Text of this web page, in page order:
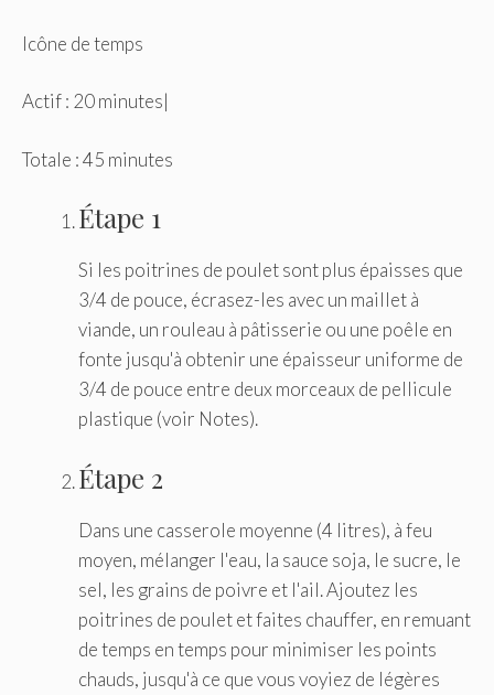
Icône de temps
Actif : 20 minutes|
Totale : 45 minutes
Étape 1
Si les poitrines de poulet sont plus épaisses que
3/4 de pouce, écrasez-les avec un maillet à
viande, un rouleau à pâtisserie ou une poêle en
fonte jusqu'à obtenir une épaisseur uniforme de
3/4 de pouce entre deux morceaux de pellicule
plastique (voir Notes).
Étape 2
Dans une casserole moyenne (4 litres), à feu
moyen, mélanger l'eau, la sauce soja, le sucre, le
sel, les grains de poivre et l'ail. Ajoutez les
poitrines de poulet et faites chauffer, en remuant
de temps en temps pour minimiser les points
chauds, jusqu'à ce que vous voyiez de légères